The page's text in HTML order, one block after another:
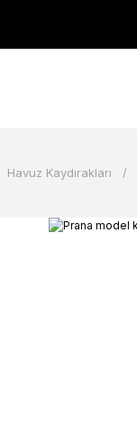
Havuz Kaydırakları